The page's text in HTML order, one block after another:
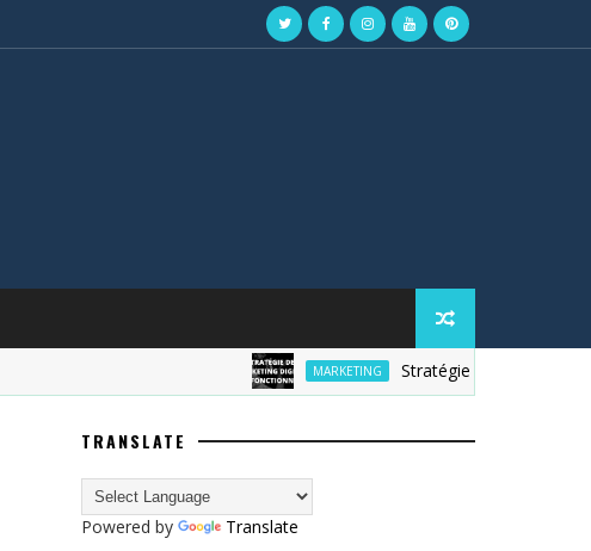
MARKETING Stratégie de marketing digital
TRANSLATE
Powered by Translate